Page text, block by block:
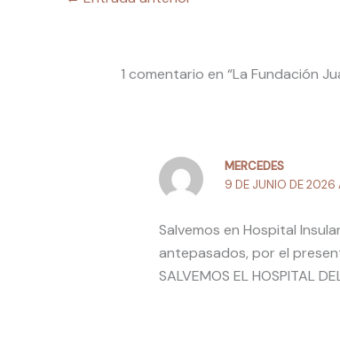
1 comentario en “La Fundación
MERCEDES
9 DE JUNIO DE 2026
Salvemos en Hospital
antepasados, por el
SALVEMOS EL HOSPITAL